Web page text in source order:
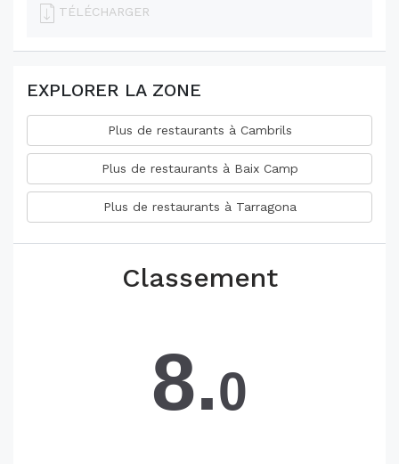
TÉLÉCHARGER
EXPLORER LA ZONE
Plus de restaurants à Cambrils
Plus de restaurants à Baix Camp
Plus de restaurants à Tarragona
Classement
8.0